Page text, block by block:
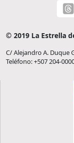
© 2019 La Estrella
C/ Alejandro A. Duque
Teléfono: +507 204-